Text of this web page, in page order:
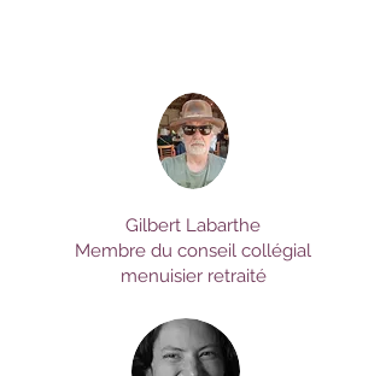
Gilbert Labarthe
Membre du conseil collégial
menuisier retraité